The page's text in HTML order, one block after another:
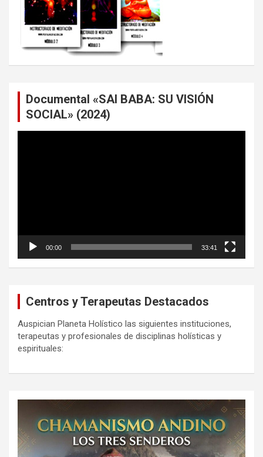
Documental «SAI BABA: SU VISIÓN
SOCIAL» (2024)
00:00 33:41
Centros y Terapeutas Destacados
Auspician Planeta Holístico las siguientes instituciones,
terapeutas y profesionales de disciplinas holísticas y
espirituales: